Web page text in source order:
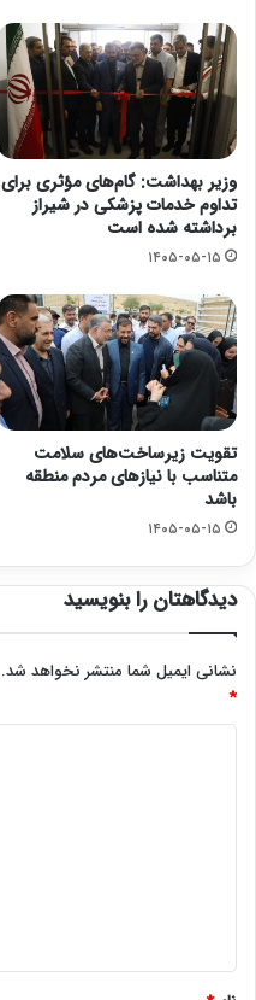
وزیر بهداشت: گام‌های مؤثری برای
تداوم خدمات پزشکی در شیراز
برداشته شده است
۱۴۰۵-۰۵-۱۵
تقویت زیرساخت‌های سلامت
متناسب با نیازهای مردم منطقه
باشد
۱۴۰۵-۰۵-۱۵
دیدگاهتان را بنویسید
نشانی ایمیل شما منتشر نخواهد شد.
*